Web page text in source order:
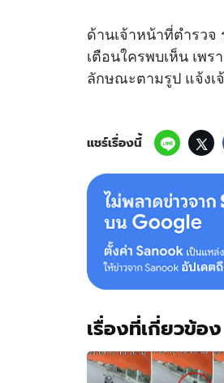
ด้านเจ้าหน้าที่ตำรวจ
เตือนใครพบเห็น เพ
ลักษณะตามรูป แจ้งเ
แชร์เรื่องนี้
เรื่องที่เกี่ยวข้อง